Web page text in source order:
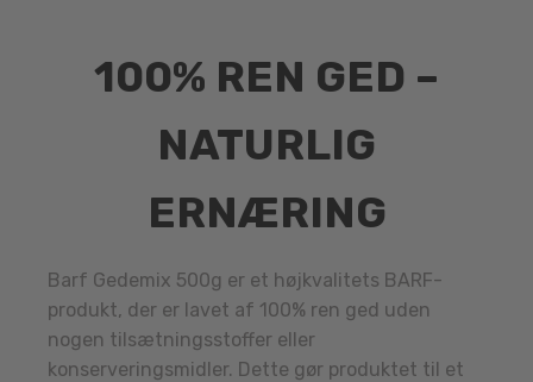
100% REN GED –
NATURLIG
ERNÆRING
Barf Gedemix 500g er et højkvalitets BARF-
produkt, der er lavet af 100% ren ged uden
nogen tilsætningsstoffer eller
konserveringsmidler. Dette gør produktet til et